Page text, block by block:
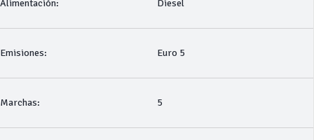
Alimentación: Diesel
Emisiones: Euro 5
Marchas: 5